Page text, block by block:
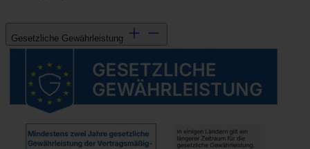
Gesetzliche Gewährleistung